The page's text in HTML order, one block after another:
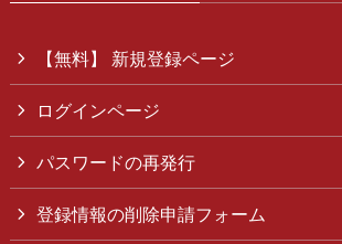
【無料】 新規登録ページ
ログインページ
パスワードの再発行
登録情報の削除申請フォーム